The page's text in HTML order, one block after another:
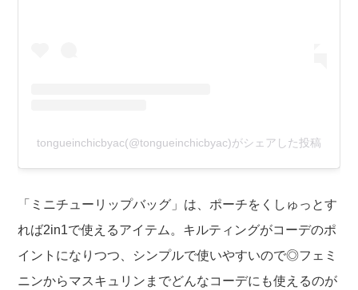
tongueinchicbyac(@tongueinchicbyac)がシェアした投稿
「ミニチューリップバッグ」は、ポーチをくしゅっとす
れば2in1で使えるアイテム。キルティングがコーデのポ
イントになりつつ、シンプルで使いやすいので◎フェミ
ニンからマスキュリンまでどんなコーデにも使えるのが